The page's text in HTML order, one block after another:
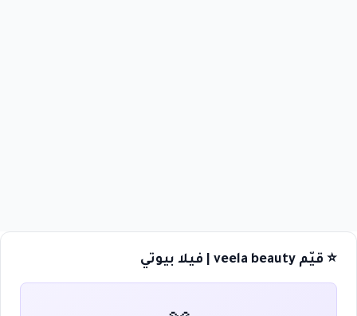
⭐ قيّم veela beauty | فيلا بيوتي